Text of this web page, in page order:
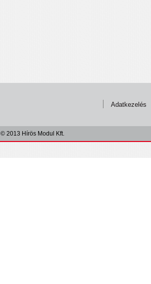
Adatkezelés
© 2013 Hírös Modul Kft.